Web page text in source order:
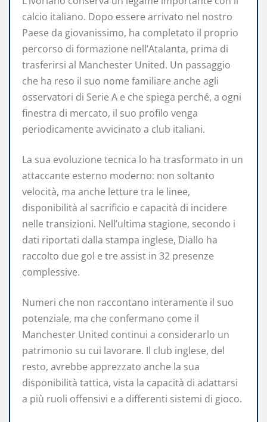
calcio italiano. Dopo essere arrivato nel nostro
Paese da giovanissimo, ha completato il proprio
percorso di formazione nell’Atalanta, prima di
trasferirsi al Manchester United. Un passaggio
che ha reso il suo nome familiare anche agli
osservatori di Serie A e che spiega perché, a ogni
finestra di mercato, il suo profilo venga
periodicamente avvicinato a club italiani.
La sua evoluzione tecnica lo ha trasformato in un
attaccante esterno moderno: non soltanto
velocità, ma anche letture tra le linee,
disponibilità al sacrificio e capacità di incidere
nelle transizioni. Nell’ultima stagione, secondo i
dati riportati dalla stampa inglese, Diallo ha
raccolto due gol e tre assist in 32 presenze
complessive.
Numeri che non raccontano interamente il suo
potenziale, ma che confermano come il
Manchester United continui a considerarlo un
patrimonio su cui lavorare. Il club inglese, del
resto, avrebbe apprezzato anche la sua
disponibilità tattica, vista la capacità di adattarsi
a più ruoli offensivi e a differenti sistemi di gioco.